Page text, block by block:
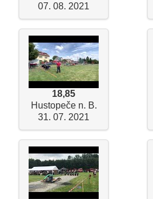
07. 08. 2021
18,85
Hustopeče n. B.
31. 07. 2021